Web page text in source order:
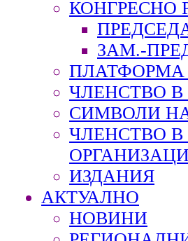
КОНГРЕСНО
ЗАМ.-
ПЛАТФОРМА
ЧЛЕНСТВО В
СИМВОЛИ
ЧЛЕНСТВО
ИЗДАНИЯ
АКТУАЛНО
НОВИНИ